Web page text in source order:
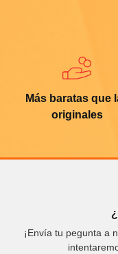
Más baratas que
originales
¡Envía tu pegunta a